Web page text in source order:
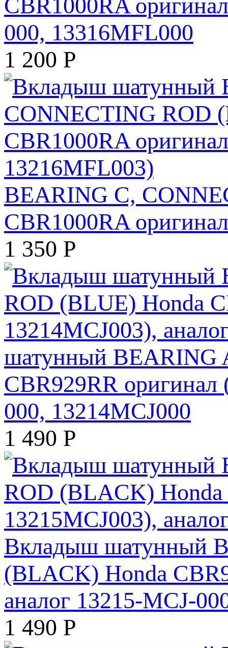
CBR1000RA
000, 13316MFL000
1 200 Р
BEARING C,
CBR1000RA
1 350 Р
шатунный BEARING
CBR929RR оригинал
000, 13214MCJ000
1 490 Р
Вкладыш шатунный
(BLACK) Honda
аналог 13215-MCJ-
1 490 Р